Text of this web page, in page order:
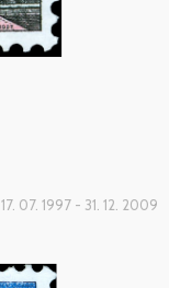
17. 07. 1997 - 31. 12. 2009